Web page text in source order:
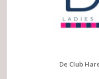
De Club